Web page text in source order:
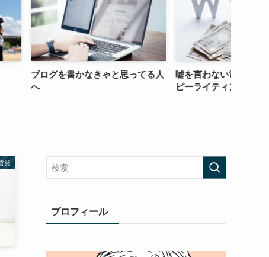
きゃと思ってる人
嘘を言わない常識的なセールスコ
ピーライティングがやっと・・・
発
プロフィール